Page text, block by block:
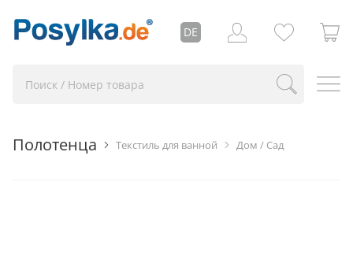
DE
Дом / Сад
Текстиль для ванной
Полотенца